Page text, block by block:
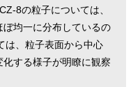
8の粒子については、
均一に分布しているの
は、粒子表面から中心
する様子が明瞭に観察